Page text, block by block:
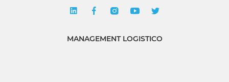
MANAGEMENT LOGISTICO